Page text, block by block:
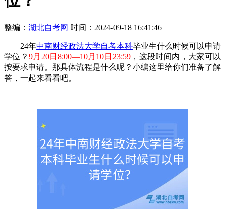
整编： 湖北自考网 时间：2024-09-18 16:41:46
24年中南财经政法大学自考本科毕业生什么时候可以申请
学位？9月20日8:00—10月10日23:59 ，这段时间内，大家可以
按要求申请。那具体流程是什么呢？小编这里给你们准备了解
答，一起来看看吧。